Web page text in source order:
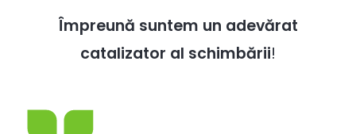
Împreună suntem un adevărat
catalizator al schimbării!